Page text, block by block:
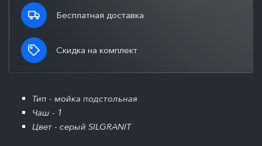
Бесплатная доставка
Скидка на комплект
Тип - мойка подстольная
Чаш - 1
Цвет - серый SILGRANIT